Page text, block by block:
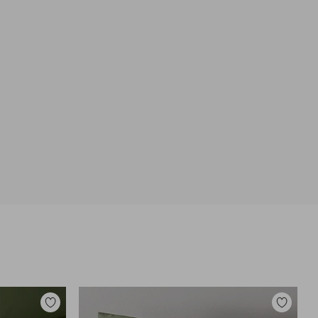
Dodaj
Dodaj